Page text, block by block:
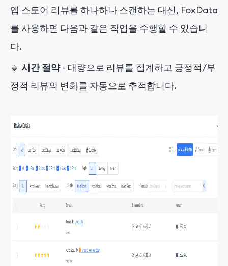
앱 스토어 리뷰를 하나하나 스캔하는 대신, FoxData
를 사용하면 다음과 같은 작업을 수행할 수 있습니
다.
🔹 시간 절약 - 대량으로 리뷰를 집계하고 긍정적/부
정적 리뷰의 변화를 자동으로 추적합니다.